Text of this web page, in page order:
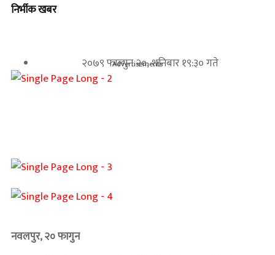
निर्भीक खबर
२०७९ फाल्गुन २०, शनिबार १९:३० गते
Advertisements
नवलपुर, २० फागुन